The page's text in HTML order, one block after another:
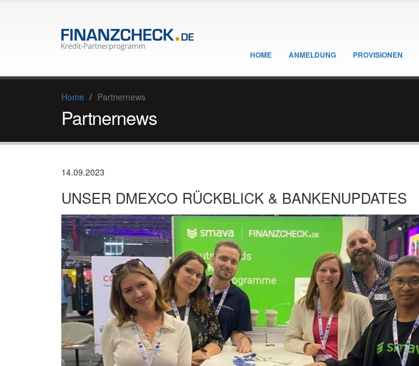
HOME ANMELDUNG PROVISIONEN
Home Partnernews
Partnernews
14.09.2023
UNSER DMEXCO RÜCKBLICK & BANKENUPDATES